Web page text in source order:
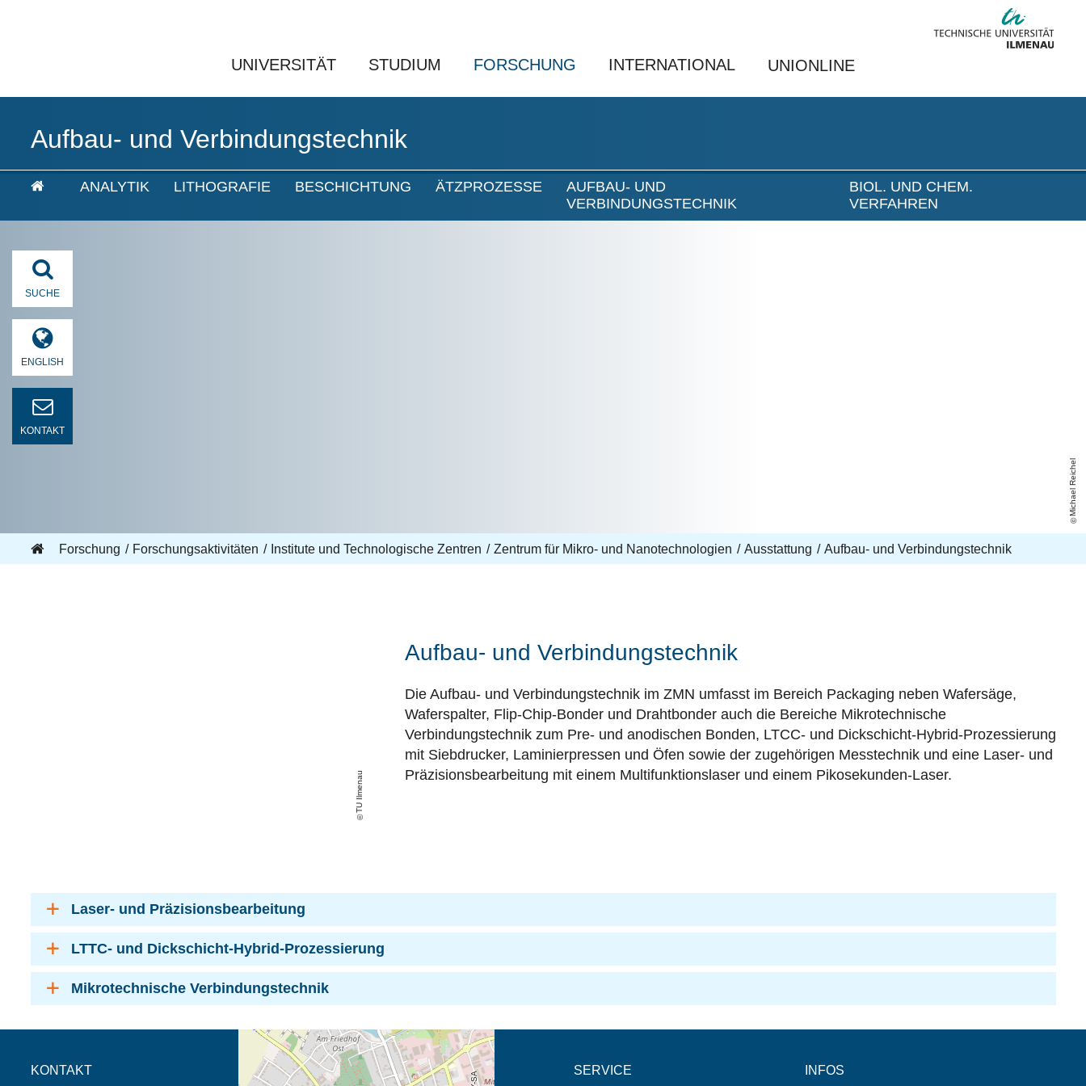
UNIVERSITÄT STUDIUM FORSCHUNG INTERNATIONAL UNIONLINE
Aufbau- und Verbindungstechnik
ANALYTIK LITHOGRAFIE BESCHICHTUNG ÄTZPROZESSE
AUFBAU- UND
VERBINDUNGSTECHNIK
BIOL. UND CHEM.
VERFAHREN
Michael Reichel
SUCHE
ENGLISH
KONTAKT
Forschung Forschungsaktivitäten Institute und Technologische Zentren Zentrum für Mikro- und Nanotechnologien Ausstattung Aufbau- und Verbindungstechnik
TU Ilmenau
Aufbau- und Verbindungstechnik
Die Aufbau- und Verbindungstechnik im ZMN umfasst im Bereich Packaging neben Wafersäge,
Waferspalter, Flip-Chip-Bonder und Drahtbonder auch die Bereiche Mikrotechnische
Verbindungstechnik‎ zum Pre- und anodischen Bonden, LTCC- und Dickschicht-Hybrid-Prozessierung
mit Siebdrucker, Laminierpressen und Öfen sowie der zugehörigen Messtechnik und eine Laser- und
Präzisionsbearbeitung‎ mit einem Multifunktionslaser und einem Pikosekunden-Laser.
Laser- und Präzisionsbearbeitung
LTTC- und Dickschicht-Hybrid-Prozessierung
Mikrotechnische Verbindungstechnik
KONTAKT
Öffnet die Anfahrtsbeschreibung in neuem
Tab (Karte)
SERVICE INFOS